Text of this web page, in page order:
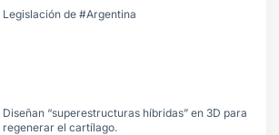
Legislación de #Argentina
Diseñan “superestructuras híbridas” en 3D para
regenerar el cartílago.